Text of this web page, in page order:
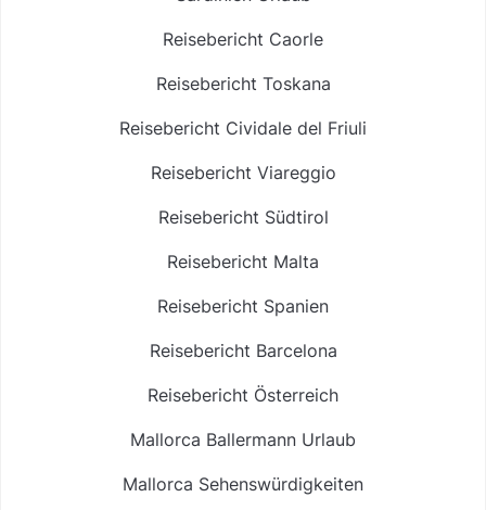
Reisebericht Caorle
Reisebericht Toskana
Reisebericht Cividale del Friuli
Reisebericht Viareggio
Reisebericht Südtirol
Reisebericht Malta
Reisebericht Spanien
Reisebericht Barcelona
Reisebericht Österreich
Mallorca Ballermann Urlaub
Mallorca Sehenswürdigkeiten